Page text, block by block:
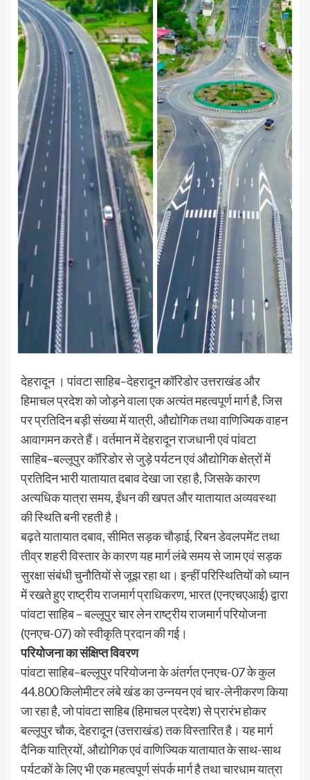
देहरादून । पांवटा साहिब–देहरादून कॉरिडोर उत्तराखंड और
हिमाचल प्रदेश को जोड़ने वाला एक अत्यंत महत्वपूर्ण मार्ग है, जिस
पर प्रतिदिन बड़ी संख्या में यात्री, औद्योगिक तथा वाणिज्यिक वाहन
आवागमन करते हैं। वर्तमान में देहरादून राजधानी एवं पांवटा
साहिब–बल्‍लूपुर कॉरिडोर से जुड़े पर्यटन एवं औद्योगिक क्षेत्रों में
प्रतिदिन भारी यातायात दबाव देखा जा रहा है, जिसके कारण
अत्यधिक यात्रा समय, ईंधन की खपत और यातायात अव्यवस्था
की स्थिति बनी रहती है।
बढ़ते यातायात दबाव, सीमित सड़क चौड़ाई, रिबन डेवलपमेंट तथा
तीव्र शहरी विस्तार के कारण यह मार्ग लंबे समय से जाम एवं सड़क
सुरक्षा संबंधी चुनौतियों से जूझ रहा था। इन्हीं परिस्थितियों को ध्यान
में रखते हुए राष्ट्रीय राजमार्ग प्राधिकरण, भारत (एनएचएआई) द्वारा
पांवटा साहिब – बल्‍लूपुर चार लेन राष्ट्रीय राजमार्ग परियोजना
(एनएच-07) को स्वीकृति प्रदान की गई।
परियोजना का संक्षिप्त विवरण
पांवटा साहिब–बल्‍लूपुर परियोजना के अंतर्गत एनएच-07 के कुल
44.800 किलोमीटर लंबे खंड का उन्नयन एवं चार-लेनीकरण किया
जा रहा है, जो पांवटा साहिब (हिमाचल प्रदेश) से प्रारंभ होकर
बल्‍लूपुर चौक, देहरादून (उत्तराखंड) तक विस्तारित है। यह मार्ग
दैनिक यात्रियों, औद्योगिक एवं वाणिज्यिक यातायात के साथ-साथ
पर्यटकों के लिए भी एक महत्वपूर्ण संपर्क मार्ग है तथा चारधाम यात्रा